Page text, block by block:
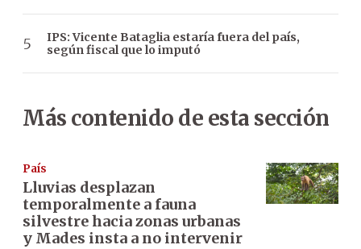
IPS: Vicente Bataglia estaría fuera del país,
según fiscal que lo imputó
Más contenido de esta sección
País
Lluvias desplazan
temporalmente a fauna
silvestre hacia zonas urbanas
y Mades insta a no intervenir